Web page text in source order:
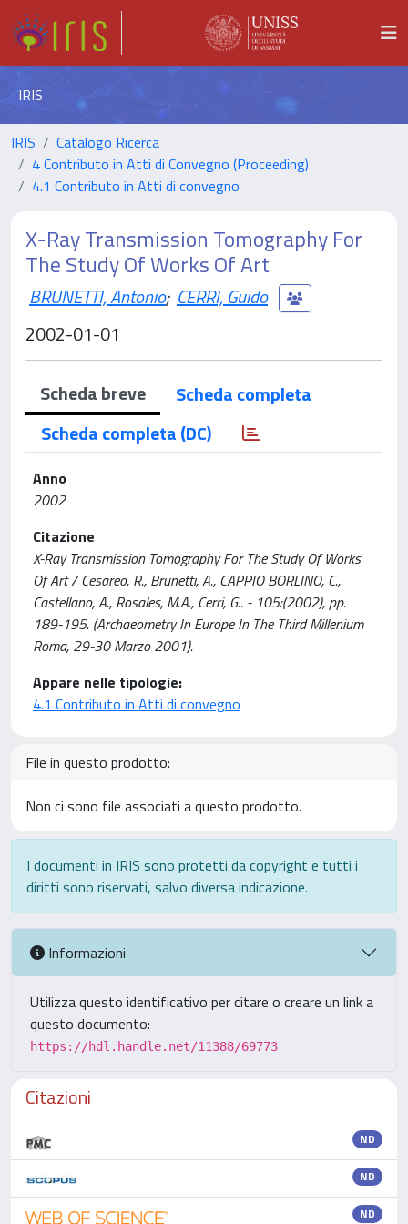
IRIS
IRIS
Catalogo Ricerca
4 Contributo in Atti di Convegno (Proceeding)
4.1 Contributo in Atti di convegno
X-Ray Transmission Tomography For
The Study Of Works Of Art
BRUNETTI, Antonio; CERRI, Guido
2002-01-01
Scheda breve
Scheda completa
Scheda completa (DC)
Anno
2002
Citazione
X-Ray Transmission Tomography For The Study Of Works
Of Art / Cesareo, R., Brunetti, A., CAPPIO BORLINO, C.,
Castellano, A., Rosales, M.A., Cerri, G.. - 105:(2002), pp.
189-195. (Archaeometry In Europe In The Third Millenium
Roma, 29-30 Marzo 2001).
Appare nelle tipologie:
4.1 Contributo in Atti di convegno
File in questo prodotto:
Non ci sono file associati a questo prodotto.
I documenti in IRIS sono protetti da copyright e tutti i
diritti sono riservati, salvo diversa indicazione.
Informazioni
Utilizza questo identificativo per citare o creare un link a
questo documento:
https://hdl.handle.net/11388/69773
Citazioni
ND
ND
ND